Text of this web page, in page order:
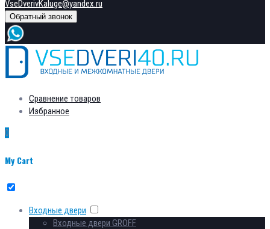
VseDverivKaluge@yandex.ru
Обратный звонок
Сравнение товаров
Избранное
0
My Cart
Входные двери
Входные двери GROFF